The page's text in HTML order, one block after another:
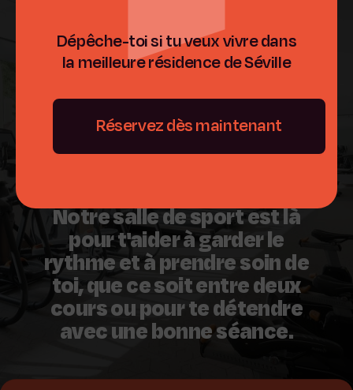
Dépêche-toi si tu veux vivre dans
la meilleure résidence de Séville
Réservez dès maintenant
Notre salle de sport est là
pour t'aider à garder le
rythme et à prendre soin de
toi, que ce soit entre deux
cours ou pour te détendre
avec une bonne séance.